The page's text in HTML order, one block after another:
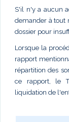
S'il n'y a aucun
demander à tout
dossier pour
Lorsque la
rapport
répartition des
ce rapport, le
liquidation de